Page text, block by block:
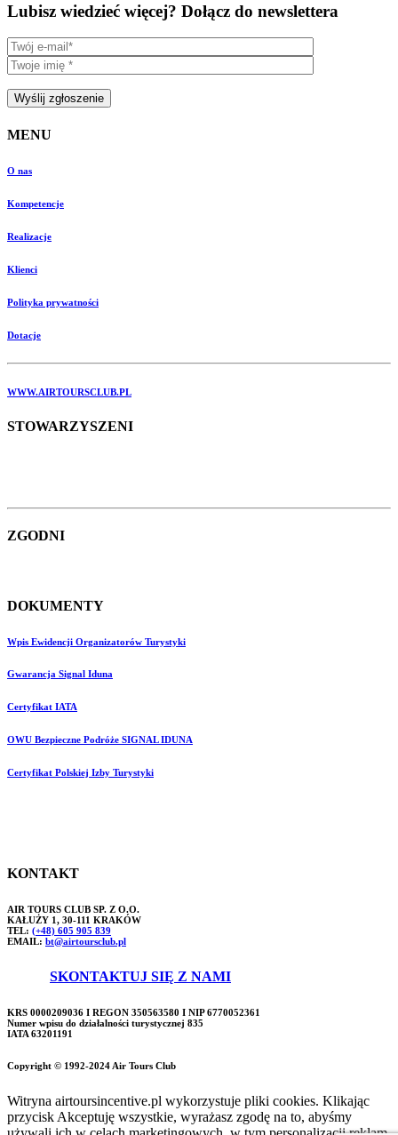
Lubisz wiedzieć więcej? Dołącz do newslettera
MENU
O nas
Kompetencje
Realizacje
Klienci
Polityka prywatności
Dotacje
WWW.AIRTOURSCLUB.PL
STOWARZYSZENI
ZGODNI
DOKUMENTY
Wpis Ewidencji Organizatorów Turystyki
Gwarancja Signal Iduna
Certyfikat IATA
OWU Bezpieczne Podróże SIGNAL IDUNA
Certyfikat Polskiej Izby Turystyki
KONTAKT
AIR TOURS CLUB SP. Z O.O.
KAŁUŻY 1, 30-111 KRAKÓW
TEL: (+48) 605 905 839
EMAIL: bt@airtoursclub.pl
SKONTAKTUJ SIĘ Z NAMI
KRS 0000209036 I REGON 350563580 I NIP 6770052361
Numer wpisu do działalności turystycznej 835
IATA 63201191
Copyright © 1992-2024 Air Tours Club
Witryna airtoursincentive.pl wykorzystuje pliki cookies. Klikając
przycisk Akceptuję wszystkie, wyrażasz zgodę na to, abyśmy